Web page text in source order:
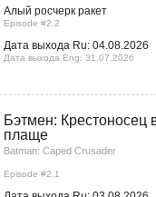
Алый росчерк ракет
Episode #2.2
Дата выхода Ru: 04.08.2026
Дата выхода Eng: 31.07.2026
Бэтмен: Крестоносец
плаще
Batman: Caped Crusader
Episode #2.1